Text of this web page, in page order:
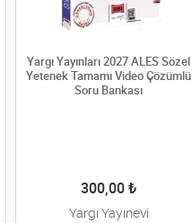
Yargı Yayınları 2027 ALES Sözel
Yetenek Tamamı Video Çözümlü
Soru Bankası
300,00 ₺
Yargı Yayınevi